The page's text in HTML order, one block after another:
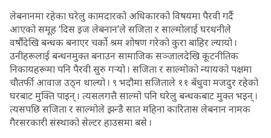
लेबनानमा रहेका घरेलु कामदारको अधिकारको विषयमा पैरवी गर्दै
आएको समूह ‘दिस इज लेबनान’ले सजिता र साल्मोलाई घरधनीले
वर्षौंदेखि बन्धक बनाएर चर्को श्रम शोषण गरेको कुरा बाहिर ल्यायो ।
उनीहरूलाई बन्धनमुक्त बनाउन सामाजिक सञ्जालदेखि कूटनीतिक
निकायहरूमा पनि पैरवी सुरु गर्‍यो । सजिता र साल्मोको न्यायको पक्षमा
चौतर्फी आवाज उठ्न थाल्यो । ९ भदौमा सजिताले ११ बँधुवा मजदुर रहेको
घरबाट मुक्ति पाइन् । त्यसलगत्तै साल्मो पनि घरेलु बन्धकबाट मुक्त भइन् ।
त्यसपछि सजिता र साल्मोले झन्डै सात महिना कारितास लेबनान नामक
गैरसरकारी संस्थाको सेल्टर हाउसमा बसे ।